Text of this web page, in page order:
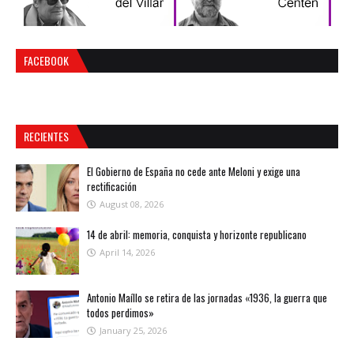
FACEBOOK
RECIENTES
El Gobierno de España no cede ante Meloni y exige una
rectificación
August 08, 2026
14 de abril: memoria, conquista y horizonte republicano
April 14, 2026
Antonio Maíllo se retira de las jornadas «1936, la guerra que
todos perdimos»
January 25, 2026